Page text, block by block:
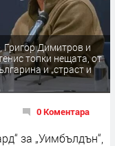
Григор Димитров и
топки нещата, от
и „страст и
0 Коментара
за „Уимбълдън“,